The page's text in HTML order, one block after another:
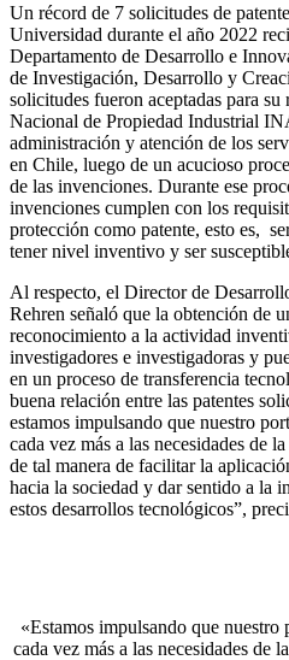
Un récord de 7 solicitudes de
Universidad durante el año 2022
Departamento de Desarrollo e
de Investigación, Desarrollo y
solicitudes fueron aceptadas para
Nacional de Propiedad Industrial
administración y atención de los
en Chile, luego de un acucioso
de las invenciones. Durante ese
invenciones cumplen con los
protección como patente, esto es,
tener nivel inventivo y ser
Al respecto, el Director de
Rehren señaló que la obtención de
reconocimiento a la actividad
investigadores e investigadoras y
en un proceso de transferencia
buena relación entre las patentes
estamos impulsando que nuestro
cada vez más a las necesidades de
de tal manera de facilitar la
hacia la sociedad y dar sentido a la
estos desarrollos tecnológicos”,
«Estamos impulsando que nuestro
cada vez más a las necesidades de